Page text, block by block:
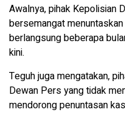
Awalnya, pihak Kepolisian
bersemangat
berlangsung beberapa
kini.
Teguh juga mengatakan,
Dewan Pers yang tidak
mendorong penuntasan